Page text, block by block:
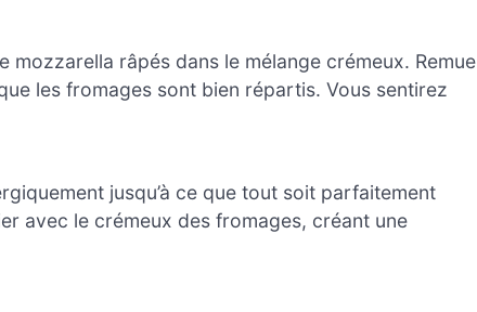
râpés dans le mélange crémeux.
les fromages sont bien répartis. Vous sentirez
jusqu’à ce que tout soit parfaitement
avec le crémeux des fromages, créant une